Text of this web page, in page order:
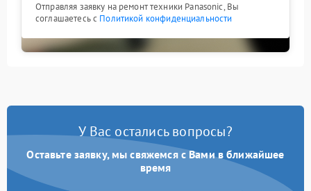
Отправляя заявку на ремонт техники Panasonic, Вы
соглашаетесь с Политикой конфиденциальности
У Вас остались вопросы?
Оставьте заявку, мы свяжемся с Вами в ближайшее
время